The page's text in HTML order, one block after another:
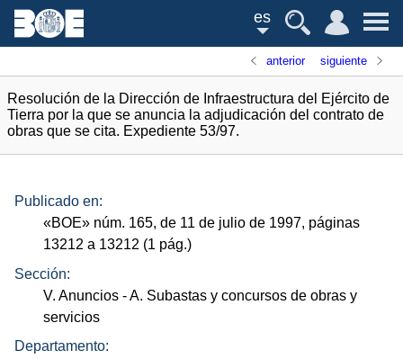
es
anterior siguiente
Resolución de la Dirección de Infraestructura del Ejército de
Tierra por la que se anuncia la adjudicación del contrato de
obras que se cita. Expediente 53/97.
Publicado en:
«BOE» núm. 165, de 11 de julio de 1997, páginas
13212 a 13212 (1 pág.)
Sección:
V. Anuncios - A. Subastas y concursos de obras y
servicios
Departamento: